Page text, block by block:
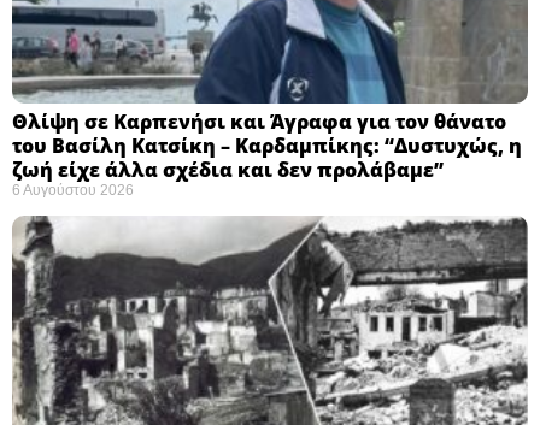
Θλίψη σε Καρπενήσι και Άγραφα για τον θάνατο
του Βασίλη Κατσίκη – Καρδαμπίκης: “Δυστυχώς, η
ζωή είχε άλλα σχέδια και δεν προλάβαμε”
6 Αυγούστου 2026